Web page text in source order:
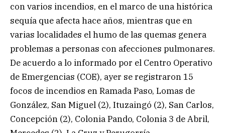
con varios incendios, en el marco de una histórica
sequía que afecta hace años, mientras que en
varias localidades el humo de las quemas genera
problemas a personas con afecciones pulmonares.
De acuerdo a lo informado por el Centro Operativo
de Emergencias (COE), ayer se registraron 15
focos de incendios en Ramada Paso, Lomas de
González, San Miguel (2), Ituzaingó (2), San Carlos,
Concepción (2), Colonia Pando, Colonia 3 de Abril,